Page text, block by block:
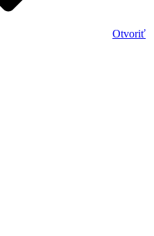
Otvoriť